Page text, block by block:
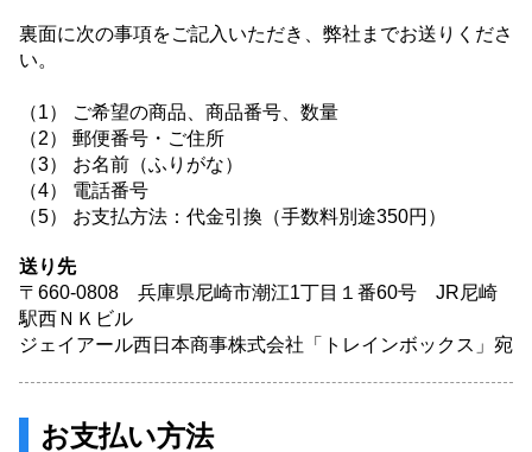
裏面に次の事項をご記入いただき、弊社までお送りくださ
い。
（1） ご希望の商品、商品番号、数量
（2） 郵便番号・ご住所
（3） お名前（ふりがな）
（4） 電話番号
（5） お支払方法：代金引換（手数料別途350円）
送り先
〒660-0808 兵庫県尼崎市潮江1丁目１番60号 JR尼崎
駅西ＮＫビル
ジェイアール西日本商事株式会社「トレインボックス」宛
お支払い方法